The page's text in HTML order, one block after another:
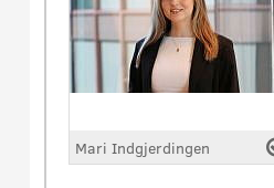
Mari Indgjerdingen